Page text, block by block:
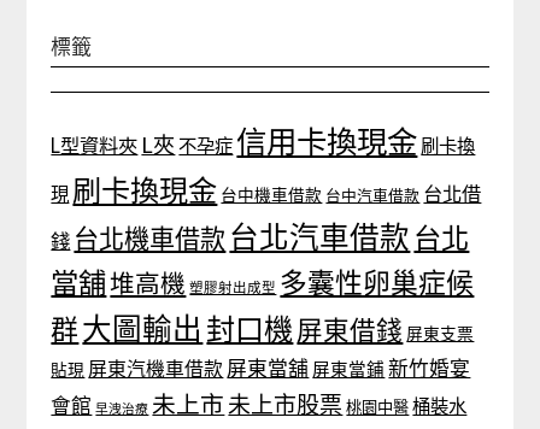
標籤
L型資料夾 L夾 不孕症 信用卡換現金 刷卡換
現 刷卡換現金 台中機車借款 台中汽車借款 台北借
錢 台北機車借款 台北汽車借款 台北
當舖堆高機 塑膠射出成型 多囊性卵巢症候
群大圖輸出 封口機 屏東借錢 屏東支票
貼現 屏東汽機車借款 屏東當舖 屏東當鋪 新竹婚宴
會館 早洩治療 未上市 未上市股票 桃園中醫 桶裝水